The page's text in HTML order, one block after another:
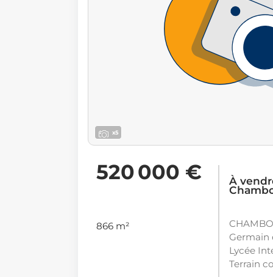
x5
520 000 €
866 m²
À
Germain
Lycée
Terrain